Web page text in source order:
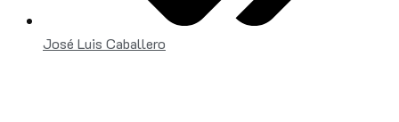
José Luis Caballero